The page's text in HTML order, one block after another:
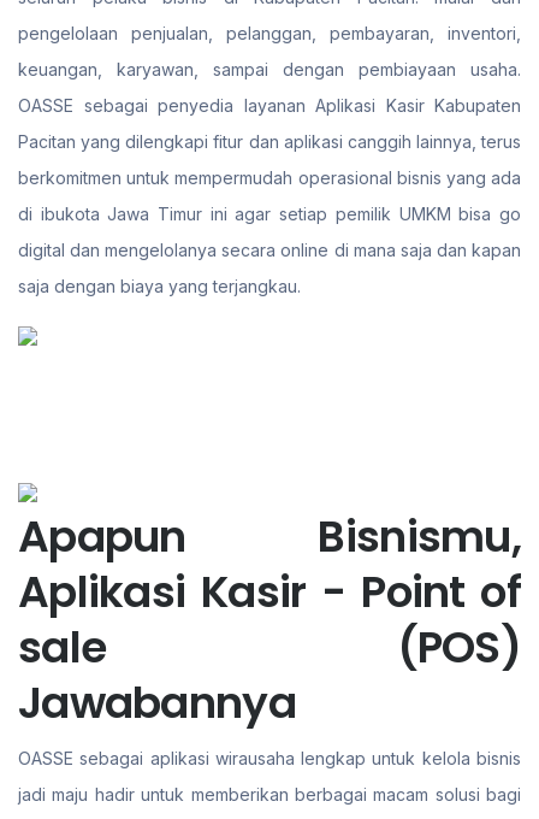
pengelolaan penjualan, pelanggan, pembayaran, inventori,
keuangan, karyawan, sampai dengan pembiayaan usaha.
OASSE sebagai penyedia layanan Aplikasi Kasir Kabupaten
Pacitan yang dilengkapi fitur dan aplikasi canggih lainnya, terus
berkomitmen untuk mempermudah operasional bisnis yang ada
di ibukota Jawa Timur ini agar setiap pemilik UMKM bisa go
digital dan mengelolanya secara online di mana saja dan kapan
saja dengan biaya yang terjangkau.
Apapun Bisnismu,
Aplikasi Kasir - Point of
sale (POS)
Jawabannya
OASSE sebagai aplikasi wirausaha lengkap untuk kelola bisnis
jadi maju hadir untuk memberikan berbagai macam solusi bagi